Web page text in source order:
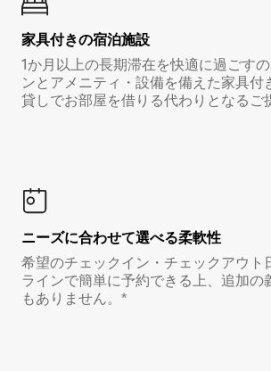
家具付き⁠の宿⁠泊⁠施⁠設
1か月以上の長期滞在を快適に過ごす
ンとアメニティ・設備を備えた家具付
貸しでお部屋を借りる代わりとなるご
ニーズに合わせて選べる柔軟性
希望のチェックイン・チェックアウト
ラインで簡単に予約できる上、追加の
もありません。*